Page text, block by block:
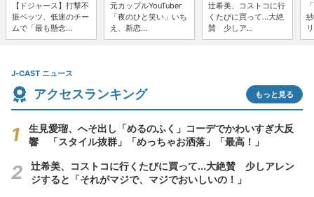
【ドジャース】打撃不
振ベッツ、低迷のチー
ムで「最も懸念...
元カップルYouTuber
「夜のひと笑い」いち
え、新恋...
辻希美、コストコに行
くたびに買って...大絶
賛 少しア...
J-CAST ニュース
アクセスランキング もっと見る
生見愛瑠、へそ出し「めるのふく」コーデでかわいすぎ大反
響 「スタイル抜群」「めっちゃお洒落」「最高！」
辻希美、コストコに行くたびに買って...大絶賛 少しアレン
ジすると「それがマジで、マジでおいしいの！」